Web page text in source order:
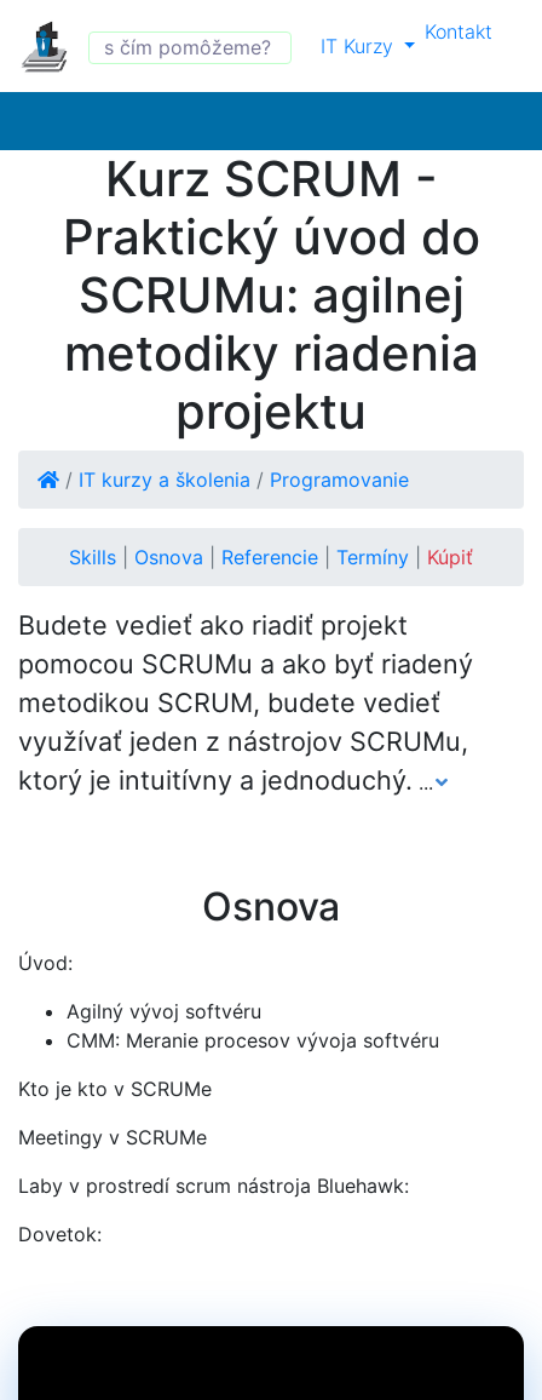
IT Kurzy
Kontakt
Kurz SCRUM -
Praktický úvod do
SCRUMu: agilnej
metodiky riadenia
projektu
/ IT kurzy a školenia / Programovanie
Skills Osnova Referencie Termíny Kúpiť
Budete vedieť ako riadiť projekt
pomocou SCRUMu a ako byť riadený
metodikou SCRUM, budete vedieť
využívať jeden z nástrojov SCRUMu,
ktorý je intuitívny a jednoduchý. ...
Osnova
Úvod:
Agilný vývoj softvéru
CMM: Meranie procesov vývoja softvéru
Kto je kto v SCRUMe
Meetingy v SCRUMe
Laby v prostredí scrum nástroja Bluehawk:
Dovetok: